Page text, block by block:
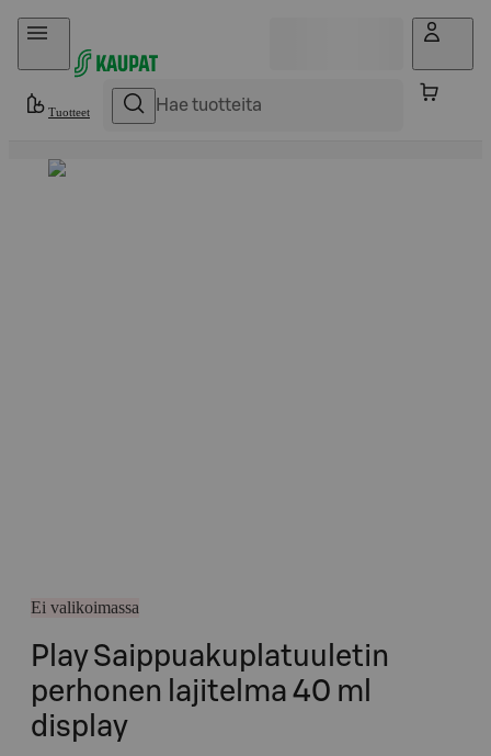
Hyppää sisältöön
Tuotteet
Ei valikoimassa
Play Saippuakuplatuuletin
perhonen lajitelma 40 ml
display